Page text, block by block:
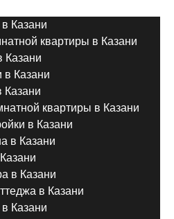
Казани
квартиры в Казани
Казани
в Казани
Казани
квартиры в Казани
в Казани
в Казани
в Казани
в Казани
Казани